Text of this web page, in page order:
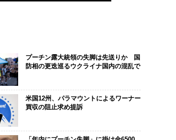
プーチン露大統領の失脚は先送りか 国
防相の更迭巡るウクライナ国内の混乱で
米国12州、パラマウントによるワーナー
買収の阻止求め提訴